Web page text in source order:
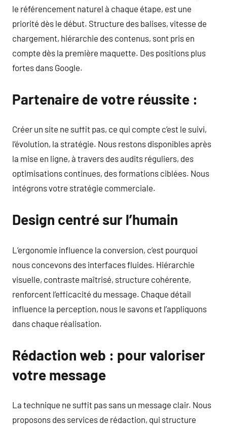
le référencement naturel à chaque étape, est une
priorité dès le début. Structure des balises, vitesse de
chargement, hiérarchie des contenus, sont pris en
compte dès la première maquette. Des positions plus
fortes dans Google.
Partenaire de votre réussite :
Créer un site ne suffit pas, ce qui compte c’est le suivi,
l’évolution, la stratégie. Nous restons disponibles après
la mise en ligne, à travers des audits réguliers, des
optimisations continues, des formations ciblées. Nous
intégrons votre stratégie commerciale.
Design centré sur l’humain
L’ergonomie influence la conversion, c’est pourquoi
nous concevons des interfaces fluides. Hiérarchie
visuelle, contraste maîtrisé, structure cohérente,
renforcent l’efficacité du message. Chaque détail
influence la perception, nous le savons et l’appliquons
dans chaque réalisation.
Rédaction web : pour valoriser
votre message
La technique ne suffit pas sans un message clair. Nous
proposons des services de rédaction, qui structure